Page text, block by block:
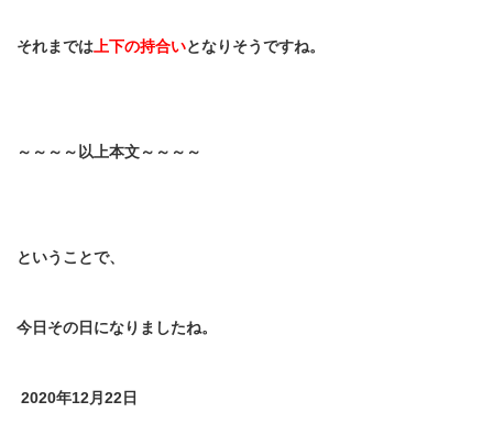
それまでは 上下の持合いとなりそうですね。
～～～～以上本文～～～～
ということで、
今日その日になりましたね。
2020年12月22日